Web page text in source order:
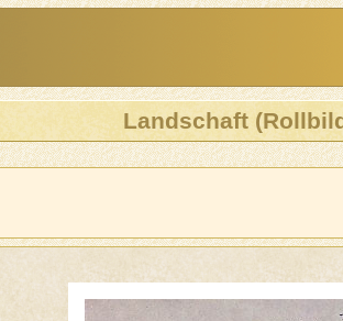
Landschaft